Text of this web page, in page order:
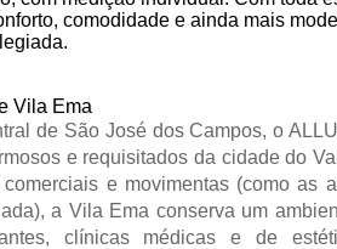
Vila Ema
de São José dos Campos, o
e requisitados da cidade do
e movimentas (como as
a Vila Ema conserva um
clínicas médicas e de